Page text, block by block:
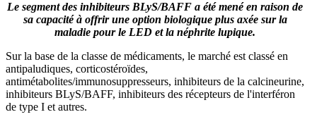
Le segment des inhibiteurs BLyS/BAFF a été mené en raison de
sa capacité à offrir une option biologique plus axée sur la
maladie pour le LED et la néphrite lupique.
Sur la base de la classe de médicaments, le marché est classé en
antipaludiques, corticostéroïdes,
antimétabolites/immunosuppresseurs, inhibiteurs de la calcineurine,
inhibiteurs BLyS/BAFF, inhibiteurs des récepteurs de l'interféron
de type I et autres.